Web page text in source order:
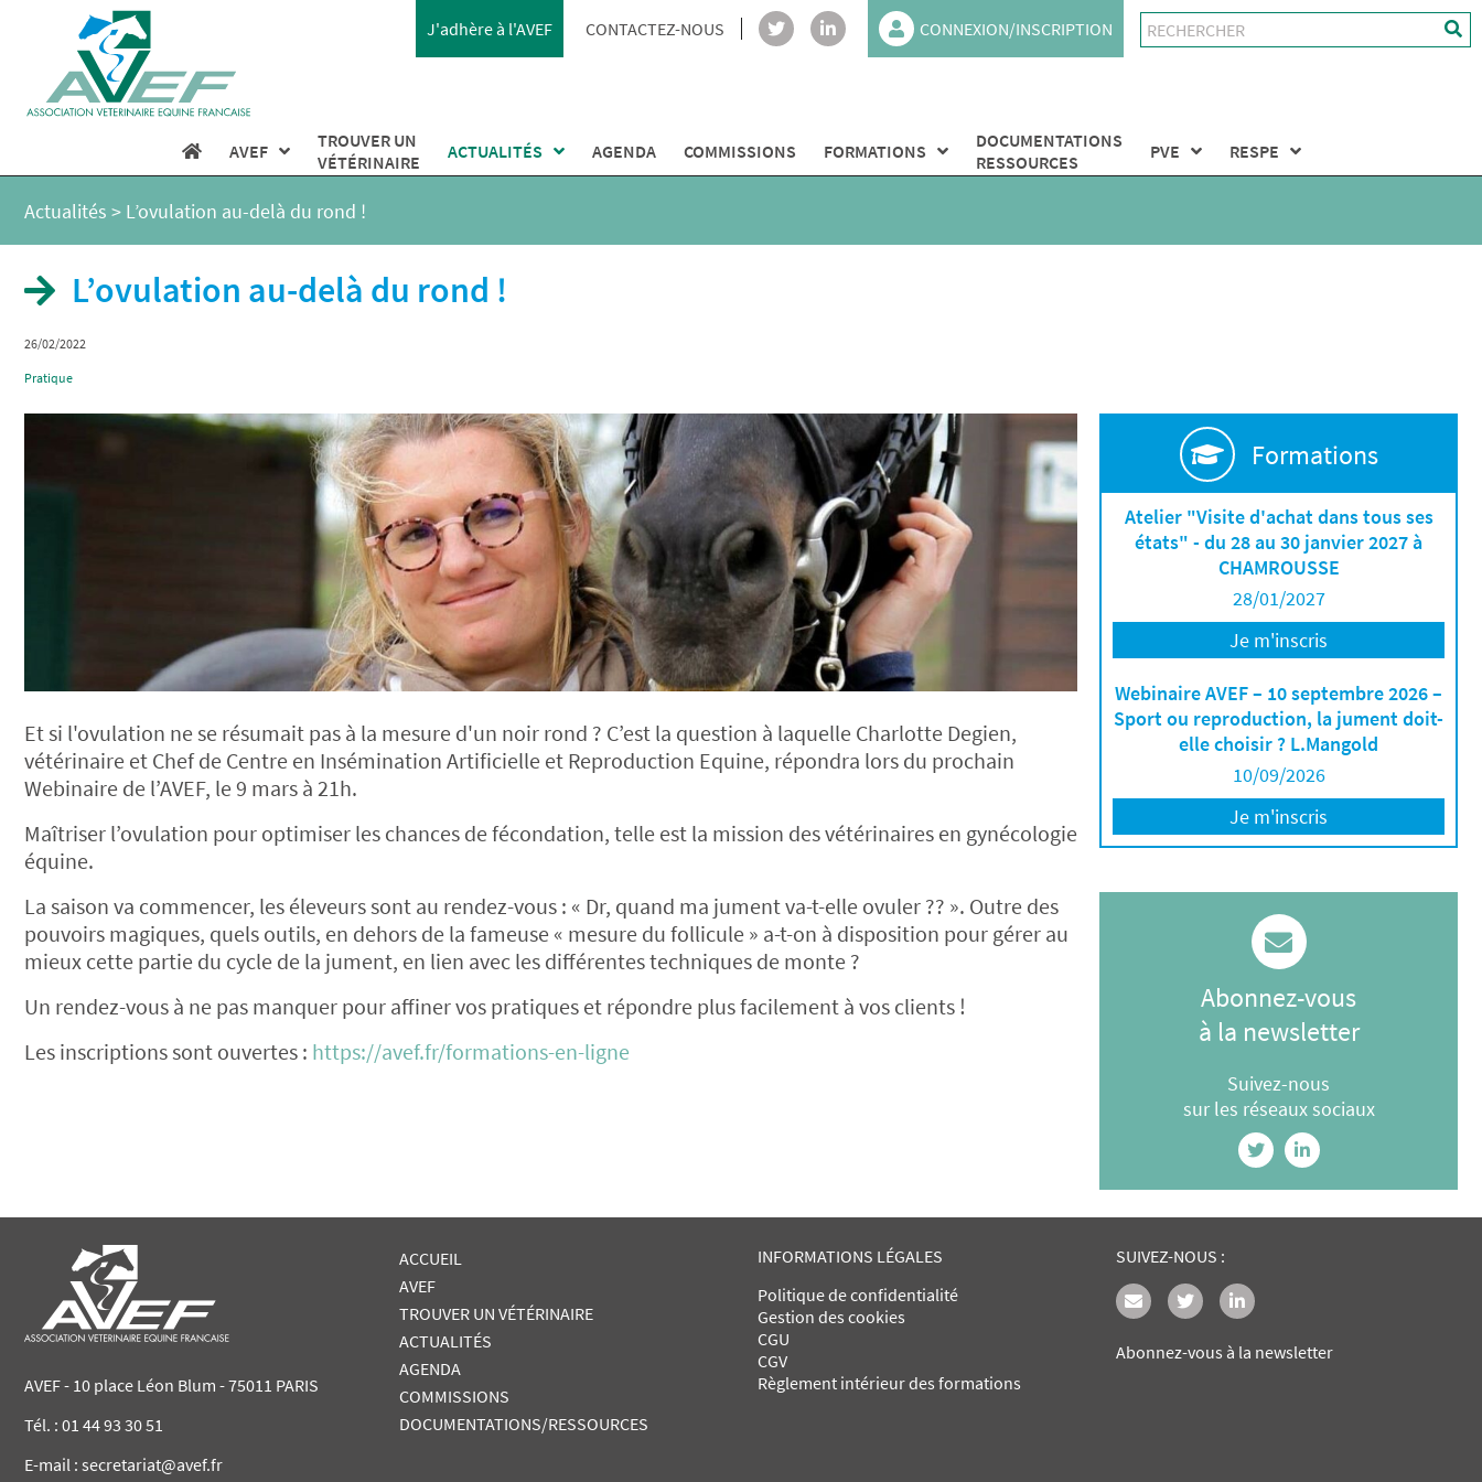
J'adhère à l'AVEF CONTACTEZ-NOUS CONNEXION/INSCRIPTION
AVEF
TROUVER UN
VÉTÉRINAIRE
ACTUALITÉS AGENDA COMMISSIONS FORMATIONS
DOCUMENTATIONS
RESSOURCES
PVE RESPE
Actualités > L’ovulation au-delà du rond !
L’ovulation au-delà du rond !
26/02/2022
Pratique
Et si l'ovulation ne se résumait pas à la mesure d'un noir rond ? C’est la question à laquelle Charlotte Degien,
vétérinaire et Chef de Centre en Insémination Artificielle et Reproduction Equine, répondra lors du prochain
Webinaire de l’AVEF, le 9 mars à 21h.
Maîtriser l’ovulation pour optimiser les chances de fécondation, telle est la mission des vétérinaires en gynécologie
équine.
La saison va commencer, les éleveurs sont au rendez-vous : « Dr, quand ma jument va-t-elle ovuler ?? ». Outre des
pouvoirs magiques, quels outils, en dehors de la fameuse « mesure du follicule » a-t-on à disposition pour gérer au
mieux cette partie du cycle de la jument, en lien avec les différentes techniques de monte ?
Un rendez-vous à ne pas manquer pour affiner vos pratiques et répondre plus facilement à vos clients !
Les inscriptions sont ouvertes : https://avef.fr/formations-en-ligne
Formations
Atelier "Visite d'achat dans tous ses
états" - du 28 au 30 janvier 2027 à
CHAMROUSSE
28/01/2027
Je m'inscris
Webinaire AVEF – 10 septembre 2026 –
Sport ou reproduction, la jument doit-
elle choisir ? L.Mangold
10/09/2026
Je m'inscris
Abonnez-vous
à la newsletter
Suivez-nous
sur les réseaux sociaux
AVEF - 10 place Léon Blum - 75011 PARIS
Tél. : 01 44 93 30 51
E-mail : secretariat@avef.fr
ACCUEIL
AVEF
TROUVER UN VÉTÉRINAIRE
ACTUALITÉS
AGENDA
COMMISSIONS
DOCUMENTATIONS/RESSOURCES
INFORMATIONS LÉGALES
Politique de confidentialité
Gestion des cookies
CGU
CGV
Règlement intérieur des formations
SUIVEZ-NOUS :
Abonnez-vous à la newsletter